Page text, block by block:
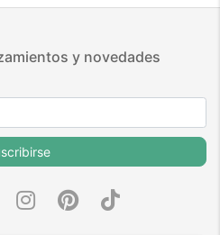
y novedades